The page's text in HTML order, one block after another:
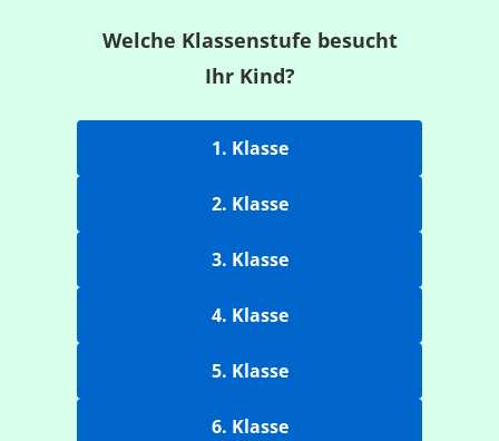
Welche Klassenstufe besucht
Ihr Kind?
1. Klasse
2. Klasse
3. Klasse
4. Klasse
5. Klasse
6. Klasse